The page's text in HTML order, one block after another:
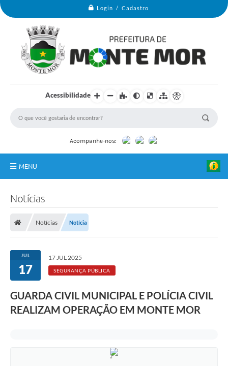
Login / Cadastro
Acessibilidade
Acompanhe-nos:
MENU
Portal do Cidadão
Links Úteis
A Prefeitura
Notícias
Notícias Notícia
JUL
17
17 JUL 2025
SEGURANÇA PÚBLICA
GUARDA CIVIL MUNICIPAL E POLÍCIA CIVIL
REALIZAM OPERAÇÃO EM MONTE MOR